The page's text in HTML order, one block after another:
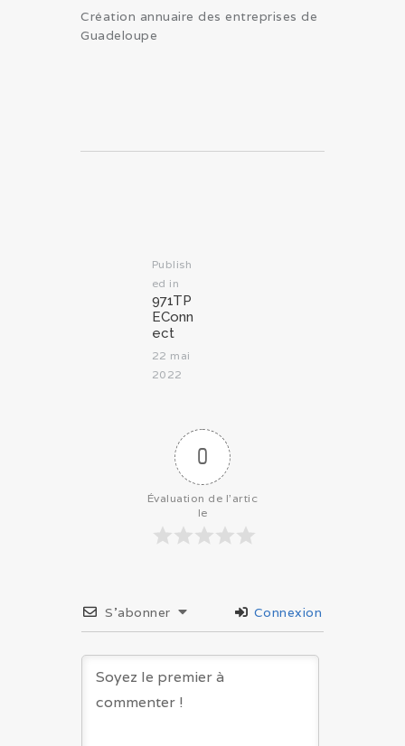
Création annuaire des entreprises de
Guadeloupe
Publish
ed in
post:
971TP
EConn
ect
22 mai
2022
0
Évaluation de l'artic
le
S’abonner Connexion